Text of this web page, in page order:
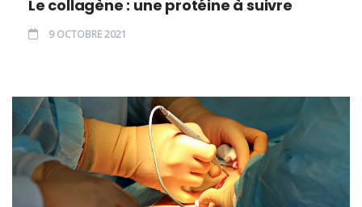
Le collagène : une protéine à suivre
9 OCTOBRE 2021